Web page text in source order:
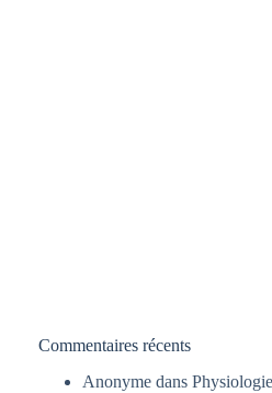
Commentaires récents
Anonyme dans